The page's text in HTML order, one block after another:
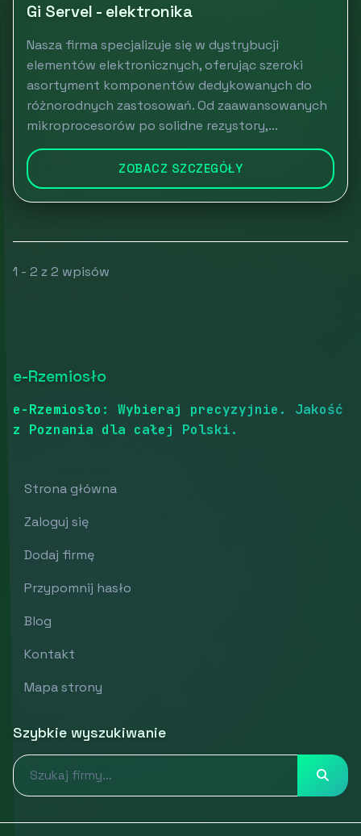
Gi Servel - elektronika
Nasza firma specjalizuje się w dystrybucji
elementów elektronicznych, oferując szeroki
asortyment komponentów dedykowanych do
różnorodnych zastosowań. Od zaawansowanych
mikroprocesorów po solidne rezystory,...
ZOBACZ SZCZEGÓŁY
1 - 2 z 2 wpisów
e-Rzemiosło
e-Rzemiosło: Wybieraj precyzyjnie. Jakość
z Poznania dla całej Polski.
Strona główna
Zaloguj się
Dodaj firmę
Przypomnij hasło
Blog
Kontakt
Mapa strony
Szybkie wyszukiwanie